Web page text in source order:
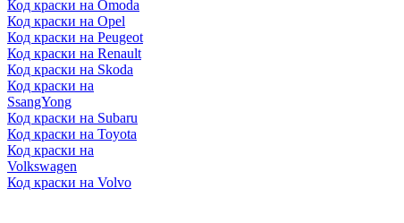
Код краски на Omoda
Код краски на Opel
Код краски на Peugeot
Код краски на Renault
Код краски на Skoda
Код краски на
SsangYong
Код краски на Subaru
Код краски на Toyota
Код краски на
Volkswagen
Код краски на Volvo